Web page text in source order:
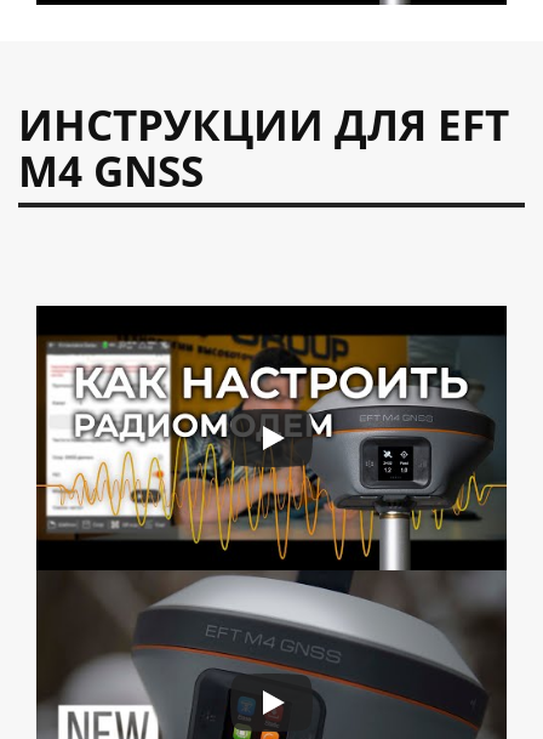
ИНСТРУКЦИИ ДЛЯ EFT
M4 GNSS